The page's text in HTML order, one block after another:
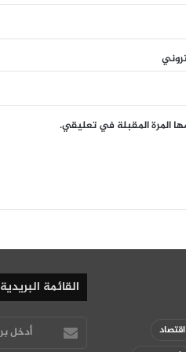
المرة المقبلة في تعليقي.
اقتصاد
القائمة البريدية
أدخل
بريدك